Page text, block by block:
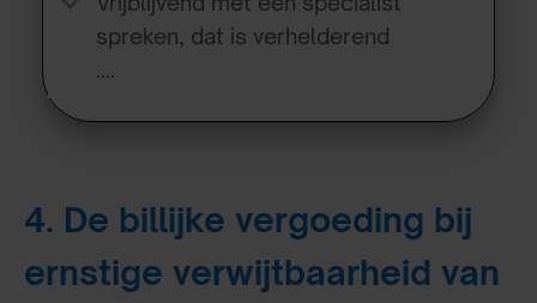
spreken, dat is verhelderend
….
4. De billijke vergoeding bij
ernstige verwijtbaarheid van